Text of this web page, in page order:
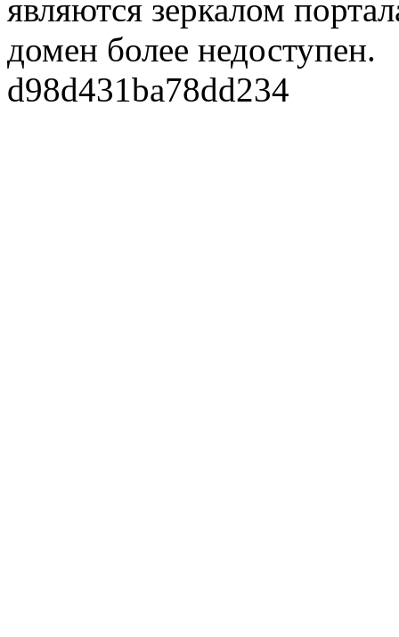
являются зеркалом
домен более недоступен.
d98d431ba78dd234